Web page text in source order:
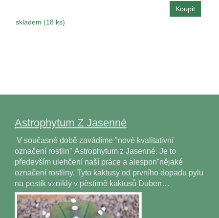
skladem (18 ks)
Astrophytum Z Jasenné
V současné době zavádíme "nové kvalitativní
označení rostlin" Astrophytum z Jasenné. Je to
především ulehčení naší práce a alesponˇnějaké
označení rostliny. Tyto kaktusy od prvního dopadu pylu
na pestík vznikly v pěstírně kaktusů Duben…